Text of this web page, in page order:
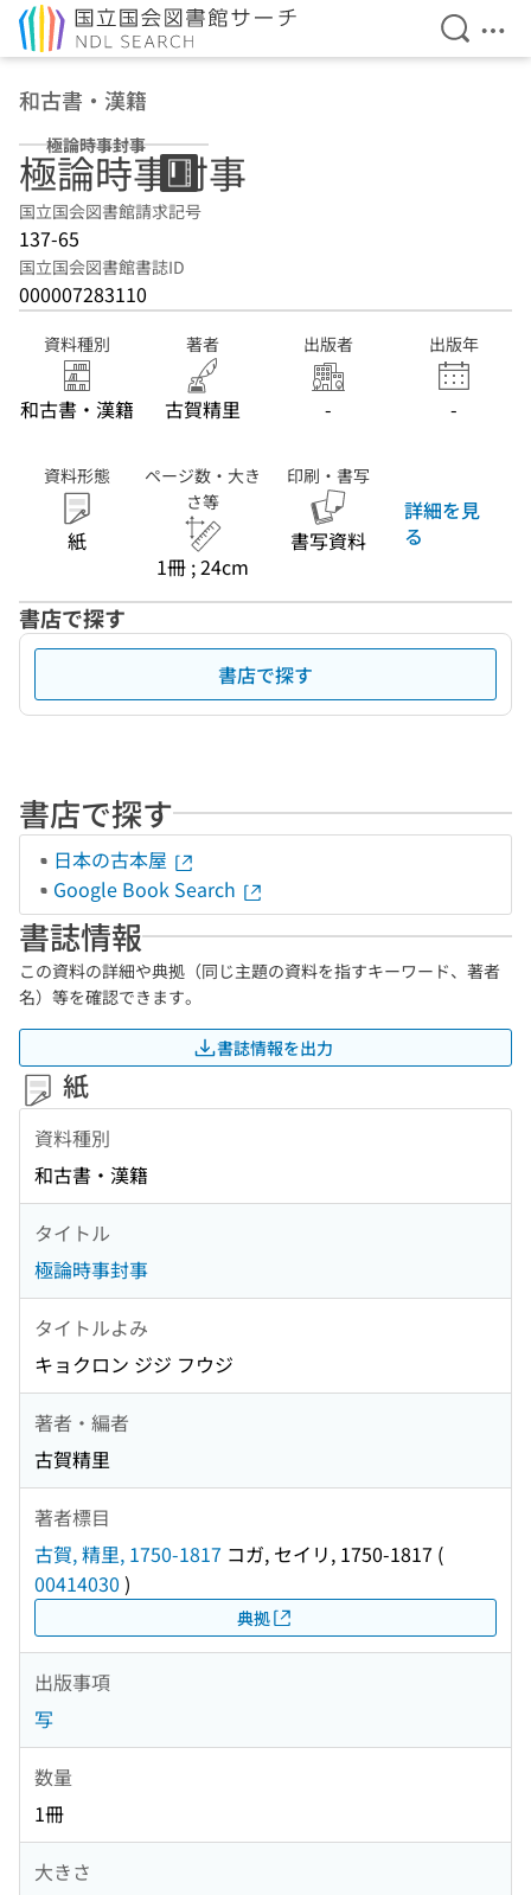
検索を
メ
和古書・漢籍
極論時事封事
極論時事封事
国立国会図書館請求記号
137-65
国立国会図書館書誌ID
000007283110
資料種別
和古書・漢籍
著者
古賀精里
出版者
-
出版年
-
資料形態
紙
ページ数・大き
さ等
1冊 ; 24cm
印刷・書写
書写資料
詳細を見
る
書店で探す
書店で探す
書店で探す
日本の古本屋
Google Book Search
書誌情報
この資料の詳細や典拠（同じ主題の資料を指すキーワード、著者
名）等を確認できます。
書誌情報を出力
紙
資料種別
和古書・漢籍
タイトル
極論時事封事
タイトルよみ
キョクロン ジジ フウジ
著者・編者
古賀精里
著者標目
古賀, 精里, 1750-1817 コガ, セイリ, 1750-1817 (
00414030 )
典拠
出版事項
写
数量
1冊
大きさ